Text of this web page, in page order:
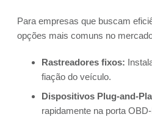
Para empresas que buscam
opções mais comuns no
Rastreadores fixos:
fiação do veículo.
Dispositivos Plug-and-
rapidamente na porta